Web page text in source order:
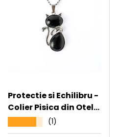
Protectie si Echilibru -
Colier Pisica din Otel
Inoxidabil cu Obsidian
(1)